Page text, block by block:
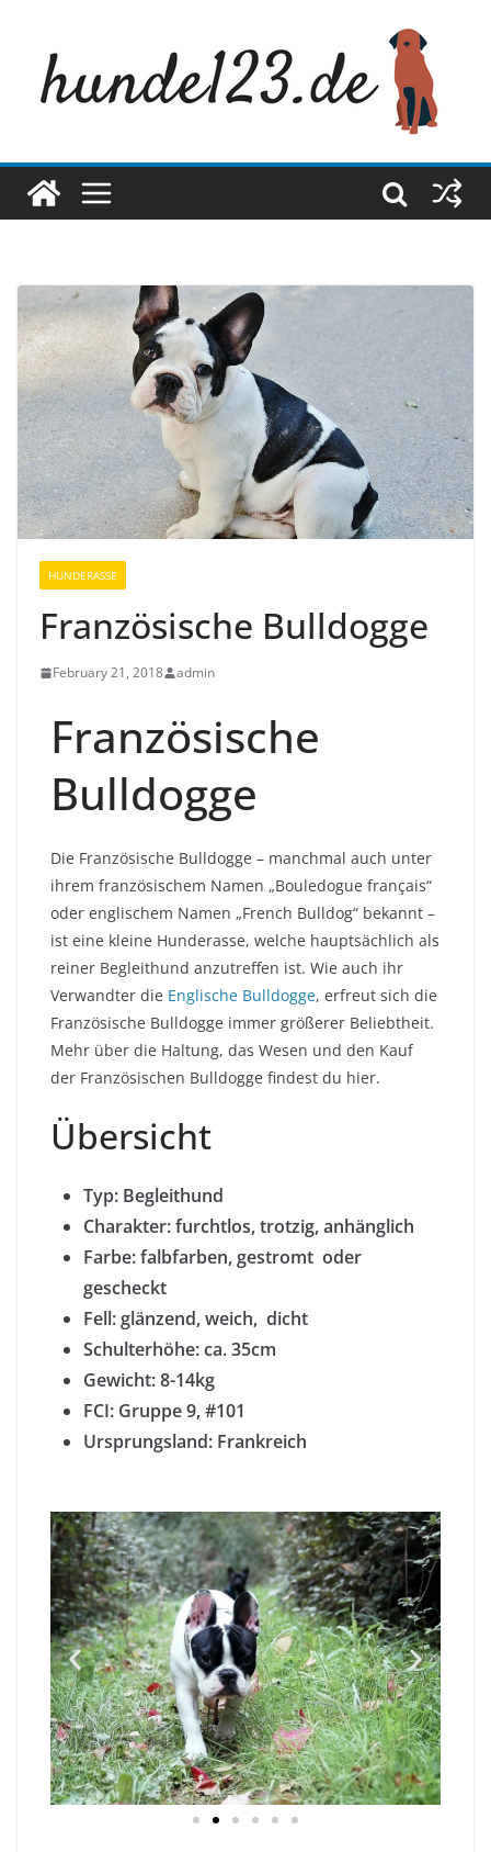
HUNDERASSE
Französische Bulldogge
February 21, 2018 admin
Französische
Bulldogge
Die Französische Bulldogge – manchmal auch unter
ihrem französischem Namen „Bouledogue français“
oder englischem Namen „French Bulldog“ bekannt –
ist eine kleine Hunderasse, welche hauptsächlich als
reiner Begleithund anzutreffen ist. Wie auch ihr
Verwandter die Englische Bulldogge, erfreut sich die
Französische Bulldogge immer größerer Beliebtheit.
Mehr über die Haltung, das Wesen und den Kauf
der Französischen Bulldogge findest du hier.
Übersicht
Typ: Begleithund
Charakter: furchtlos, trotzig, anhänglich
Farbe:falbfarben, gestromt oder
gescheckt
Fell: glänzend, weich, dicht
Schulterhöhe: ca. 35cm
Gewicht: 8-14kg
FCI: Gruppe 9, #101
Ursprungsland: Frankreich